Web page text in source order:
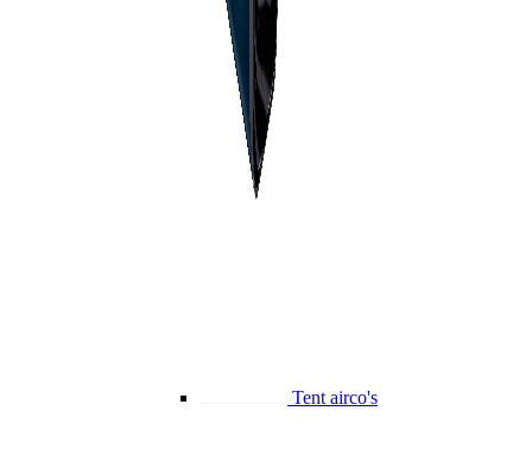
Tent airco's